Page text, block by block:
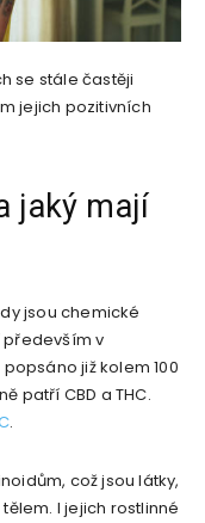
se stále častěji
jejich pozitivních
jaký mají
jsou chemické
především v
již kolem 100
patří CBD a THC.
.
což jsou látky,
I jejich rostlinné